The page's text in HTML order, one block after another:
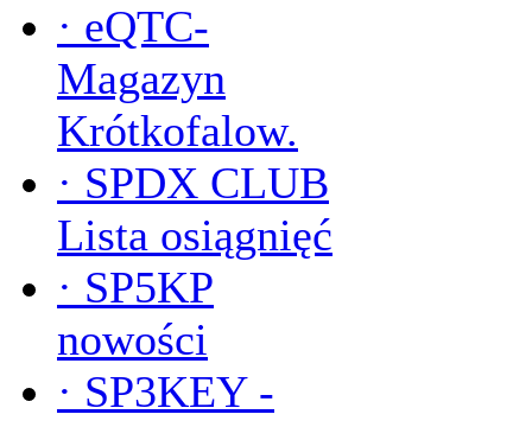
· eQTC-
Magazyn
Krótkofalow.
· SPDX CLUB
Lista osiągnięć
· SP5KP
nowości
· SP3KEY -